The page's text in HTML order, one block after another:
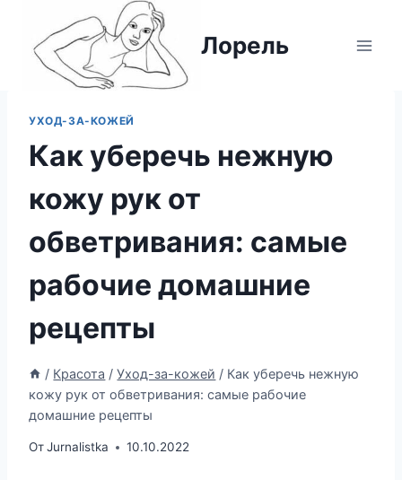
содержимому
Лорель
УХОД-ЗА-КОЖЕЙ
Как уберечь нежную
кожу рук от
обветривания: самые
рабочие домашние
рецепты
/ Красота / Уход-за-кожей / Как уберечь нежную
кожу рук от обветривания: самые рабочие
домашние рецепты
ОтJurnalistka 10.10.2022